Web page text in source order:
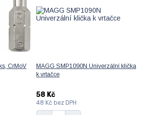
CrMoV
MAGG SMP1090N Univerzální klička
k vrtačce
58 Kč
48 Kč bez DPH